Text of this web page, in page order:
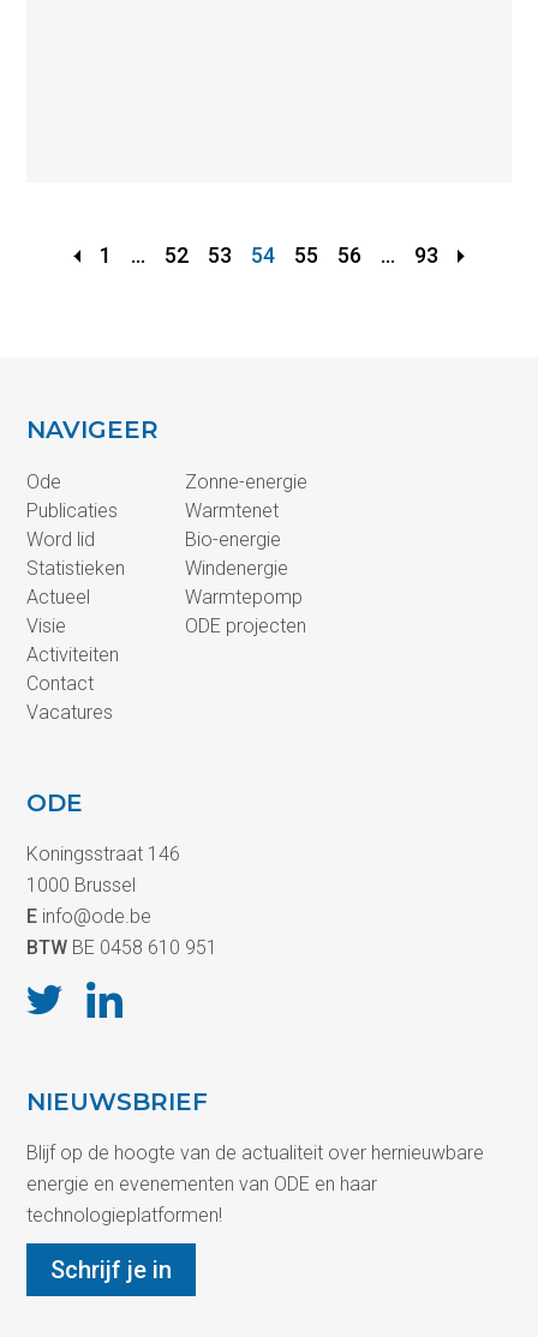
1 ... 52 53 54 55 56 ... 93
NAVIGEER
Ode
Publicaties
Word lid
Statistieken
Actueel
Visie
Activiteiten
Contact
Vacatures
Zonne-energie
Warmtenet
Bio-energie
Windenergie
Warmtepomp
ODE projecten
ODE
Koningsstraat 146
1000 Brussel
E info@ode.be
BTW BE 0458 610 951
NIEUWSBRIEF
Blijf op de hoogte van de actualiteit over hernieuwbare
energie en evenementen van ODE en haar
technologieplatformen!
Schrijf je in